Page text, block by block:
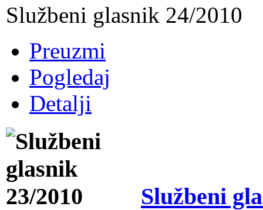
Službeni glasnik 24/2010
Preuzmi
Pogledaj
Detalji
Službeni